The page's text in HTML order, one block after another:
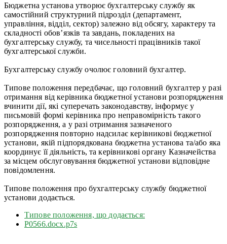
Бюджетна установа утворює бухгалтерську службу як
самостійний структурний підрозділ (департамент,
управління, відділ, сектор) залежно від обсягу, характеру та
складності обов’язків та завдань, покладених на
бухгалтерську службу, та чисельності працівників такої
бухгалтерської служби.
Бухгалтерську службу очолює головний бухгалтер.
Типове положення передбачає, що головний бухгалтер у разі
отримання від керівника бюджетної установи розпорядження
вчинити дії, які суперечать законодавству, інформує у
письмовій формі керівника про неправомірність такого
розпорядження, а у разі отримання зазначеного
розпорядження повторно надсилає керівникові бюджетної
установи, якій підпорядкована бюджетна установа та/або яка
координує її діяльність, та керівникові органу Казначейства
за місцем обслуговування бюджетної установи відповідне
повідомлення.
Типове положення про бухгалтерську службу бюджетної
установи додається.
Типове положення, що додається:
Р0566.docx.p7s